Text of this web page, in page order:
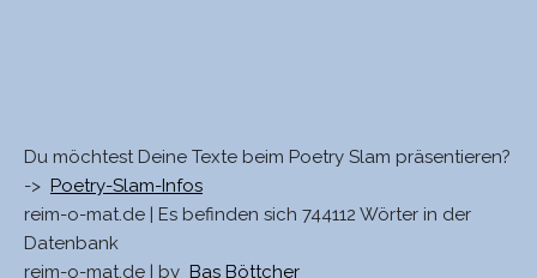
Du möchtest Deine Texte beim Poetry Slam präsentieren?
-> Poetry-Slam-Infos
reim-o-mat.de | Es befinden sich 744112 Wörter in der
Datenbank
reim-o-mat.de | by Bas Böttcher